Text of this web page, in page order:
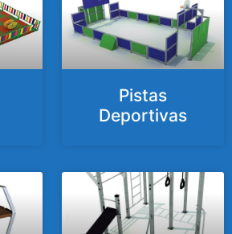
Pistas
Deportivas